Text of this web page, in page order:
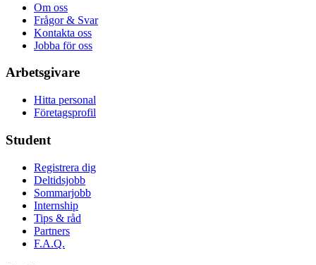
Om oss
Frågor & Svar
Kontakta oss
Jobba för oss
Arbetsgivare
Hitta personal
Företagsprofil
Student
Registrera dig
Deltidsjobb
Sommarjobb
Internship
Tips & råd
Partners
F.A.Q.